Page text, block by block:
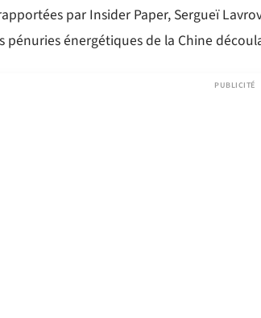
par Insider Paper, Sergueï
pénuries énergétiques de la Chine